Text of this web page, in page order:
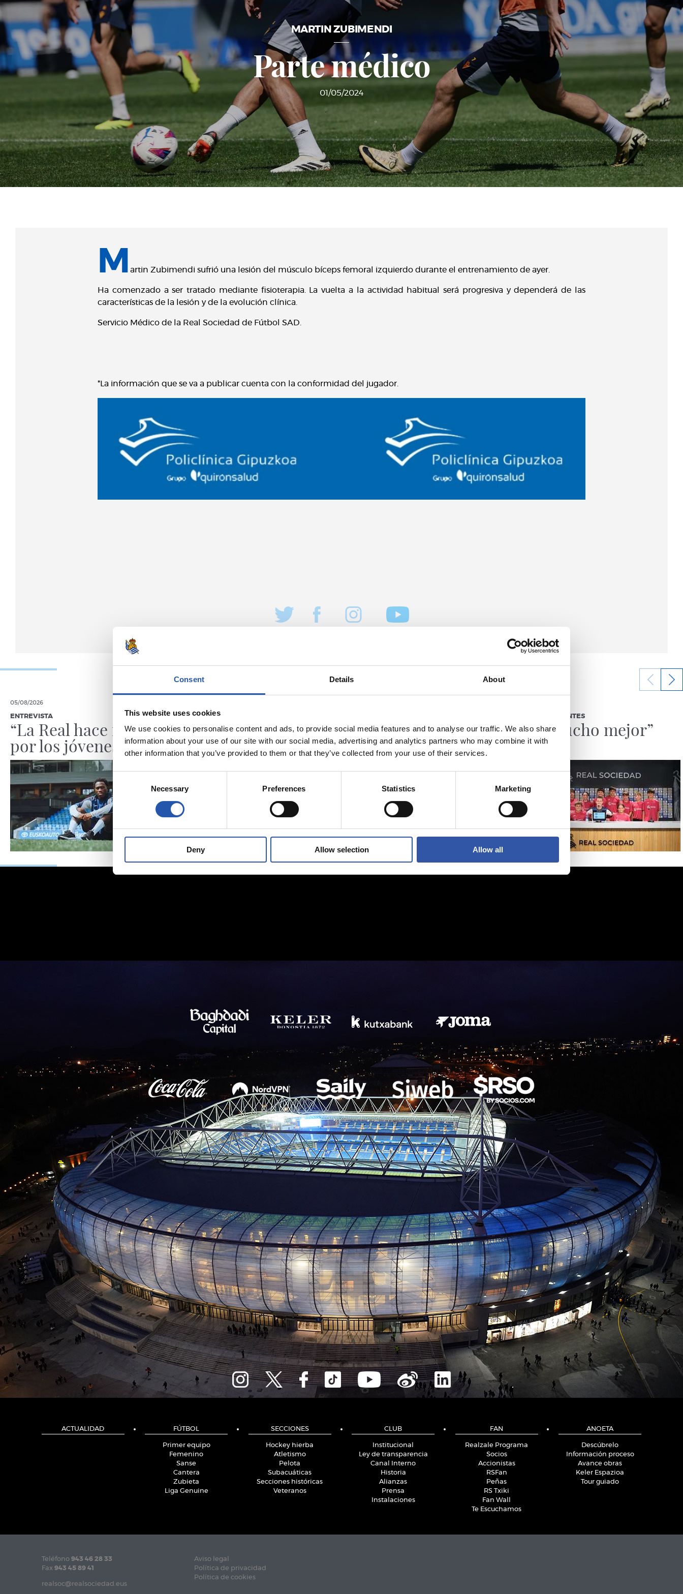
Consent Details About
This website uses cookies
We use cookies to personalise content and ads, to provide social media features and to analyse our traffic. We also share
information about your use of our site with our social media, advertising and analytics partners who may combine it with
other information that you’ve provided to them or that they’ve collected from your use of their services.
Consent
Selection
Necessary Preferences Statistics Marketing
Deny Allow selection Allow all
MARTIN ZUBIMENDI
Parte médico
01/05/2024
M artin Zubimendi sufrió una lesión del músculo bíceps femoral izquierdo durante el entrenamiento de ayer.
Ha comenzado a ser tratado mediante fisioterapia. La vuelta a la actividad habitual será progresiva y dependerá de las
características de la lesión y de la evolución clínica.
Servicio Médico de la Real Sociedad de Fútbol SAD.
*La información que se va a publicar cuenta con la conformidad del jugador.
05/08/2026
ENTREVISTA
“La Real hace mucho
por los jóvenes”
ENTRENAMIENTO
Afinando Vuelta al trabajo
BEÑAT TURRIENTES
“Así mucho mejor”
ACTUALIDAD FÚTBOL
Primer equipo
Femenino
Sanse
Cantera
Zubieta
Liga Genuine
SECCIONES
Hockey hierba
Atletismo
Pelota
Subacuáticas
Secciones históricas
Veteranos
CLUB
Institucional
Ley de transparencia
Canal Interno
Historia
Alianzas
Prensa
Instalaciones
FAN
Realzale Programa
Socios
Accionistas
RSFan
Peñas
RS Txiki
Fan Wall
Te Escuchamos
ANOETA
Descúbrelo
Información proceso
Avance obras
Keler Espazioa
Tour guiado
Teléfono 943 46 28 33
Fax 943 45 89 41
realsoc@realsociedad.eus
Aviso legal
Política de privacidad
Política de cookies